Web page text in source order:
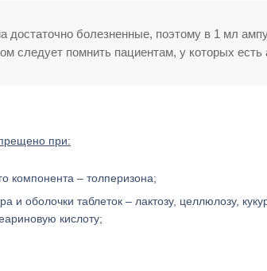
болезненные, поэтому в 1 мл
следует помнить пациентам, у которых есть
при:
компонента – толперизона;
и оболочки таблеток – лактозу, целлюлозу,
кислоту;